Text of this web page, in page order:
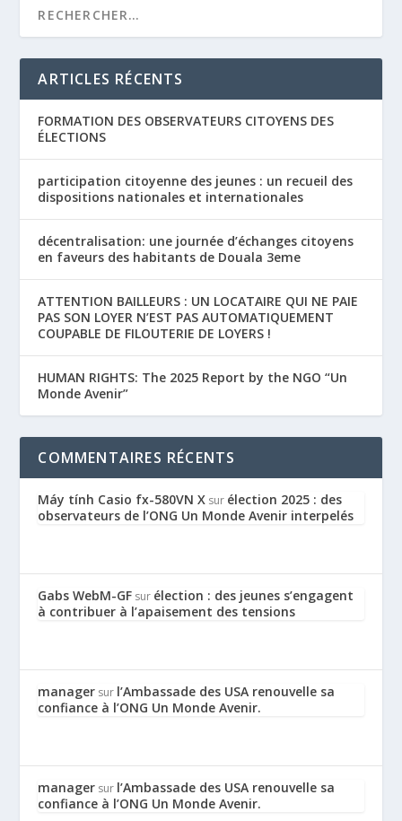
ARTICLES RÉCENTS
FORMATION DES OBSERVATEURS CITOYENS DES
ÉLECTIONS
participation citoyenne des jeunes : un recueil des
dispositions nationales et internationales
décentralisation: une journée d’échanges citoyens
en faveurs des habitants de Douala 3eme
ATTENTION BAILLEURS : UN LOCATAIRE QUI NE PAIE
PAS SON LOYER N’EST PAS AUTOMATIQUEMENT
COUPABLE DE FILOUTERIE DE LOYERS !
HUMAN RIGHTS: The 2025 Report by the NGO “Un
Monde Avenir”
COMMENTAIRES RÉCENTS
Máy tính Casio fx-580VN X sur élection 2025 : des
observateurs de l’ONG Un Monde Avenir interpelés
Gabs WebM-GF sur élection : des jeunes s’engagent
à contribuer à l’apaisement des tensions
manager sur l’Ambassade des USA renouvelle sa
confiance à l’ONG Un Monde Avenir.
manager sur l’Ambassade des USA renouvelle sa
confiance à l’ONG Un Monde Avenir.